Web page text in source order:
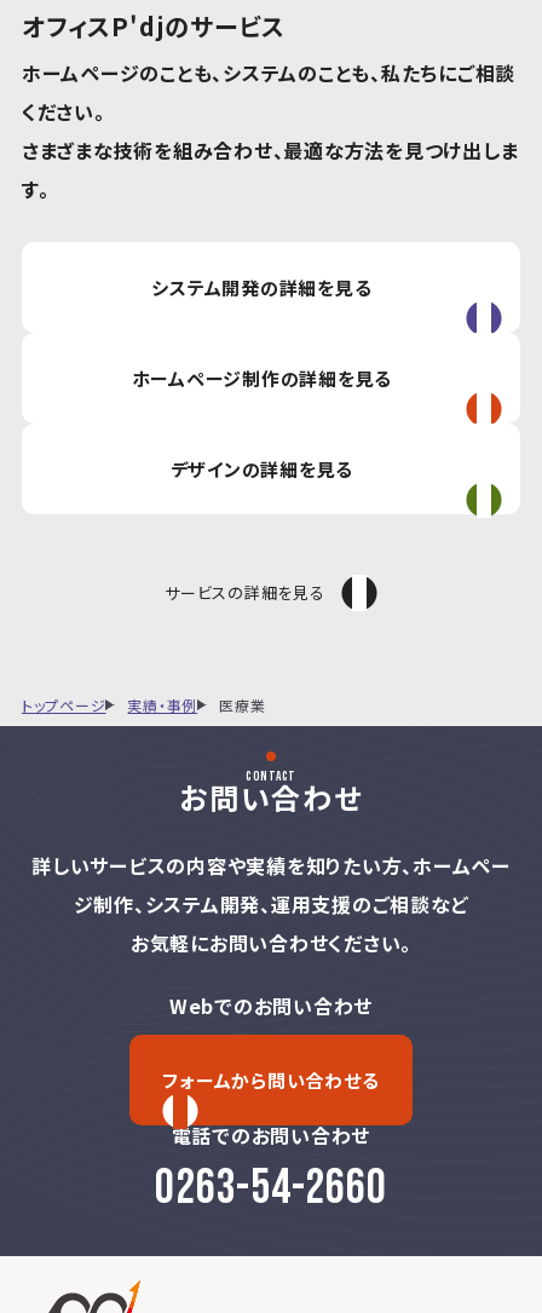
オフィスP'djのサービス
ホームページのことも、システムのことも、私たちにご相談
ください。
さまざまな技術を組み合わせ、最適な方法を見つけ出しま
す。
システム開発の詳細を見る
ホームページ制作の詳細を見る
デザインの詳細を見る
サービスの詳細を見る
トップページ 実績・事例 医療業
contact
お問い合わせ
詳しいサービスの内容や実績を知りたい方、ホームペー
ジ制作、システム開発、運用支援のご相談など
お気軽にお問い合わせください。
Webでのお問い合わせ
フォームから問い合わせる
電話でのお問い合わせ
0263-54-2660